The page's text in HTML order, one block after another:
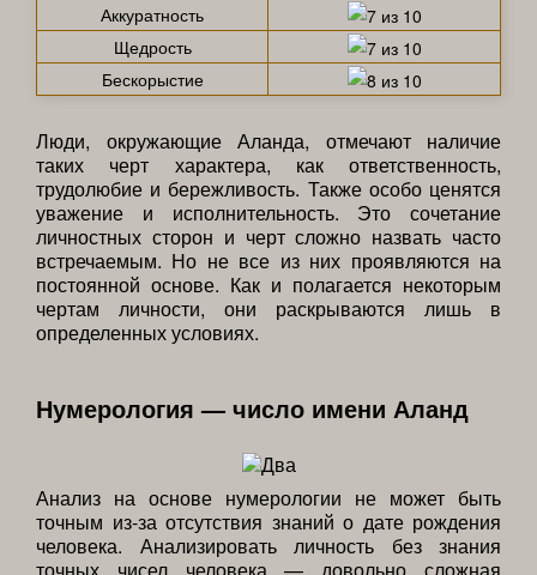
Аккуратность
Щедрость
Бескорыстие
Люди, окружающие Аланда, отмечают наличие
таких черт характера, как ответственность,
трудолюбие и бережливость. Также особо ценятся
уважение и исполнительность. Это сочетание
личностных сторон и черт сложно назвать часто
встречаемым. Но не все из них проявляются на
постоянной основе. Как и полагается некоторым
чертам личности, они раскрываются лишь в
определенных условиях.
Нумерология — число имени Аланд
Анализ на основе нумерологии не может быть
точным из-за отсутствия знаний о дате рождения
человека. Анализировать личность без знания
точных чисел человека — довольно сложная